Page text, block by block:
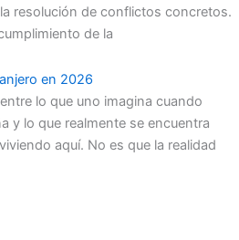
resolución de conflictos concretos.
de la
en 2026
lo que uno imagina cuando
y lo que realmente se encuentra
aquí. No es que la realidad